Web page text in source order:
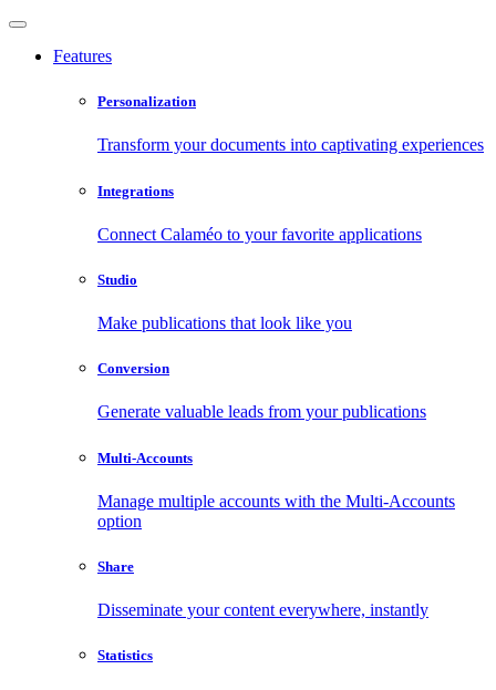
Features
Personalization
Transform your documents into captivating experiences
Integrations
Connect Calaméo to your favorite applications
Studio
Make publications that look like you
Conversion
Generate valuable leads from your publications
Multi-Accounts
Manage multiple accounts with the Multi-Accounts
option
Share
Disseminate your content everywhere, instantly
Statistics